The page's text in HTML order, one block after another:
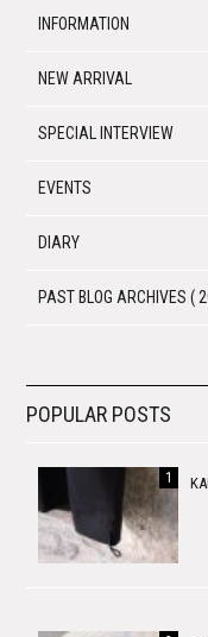
INFORMATION
NEW ARRIVAL
SPECIAL INTERVIEW
EVENTS
DIARY
PAST BLOG ARCHIVES (
POPULAR POSTS